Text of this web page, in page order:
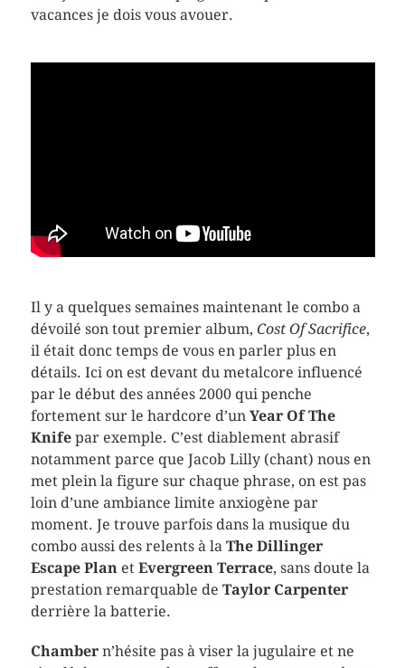
vacances je dois vous avouer.
Il y a quelques semaines maintenant le combo a
dévoilé son tout premier album, Cost Of Sacrifice,
il était donc temps de vous en parler plus en
détails. Ici on est devant du metalcore influencé
par le début des années 2000 qui penche
fortement sur le hardcore d’un Year Of The
Knifepar exemple. C’est diablement abrasif
notamment parce que Jacob Lilly (chant) nous en
met plein la figure sur chaque phrase, on est pas
loin d’une ambiance limite anxiogène par
moment. Je trouve parfois dans la musique du
combo aussi des relents à la The Dillinger
Escape Plan et Evergreen Terrace, sans doute la
prestation remarquable de Taylor Carpenter
derrière la batterie.
Chambern’hésite pas à viser la jugulaire et ne